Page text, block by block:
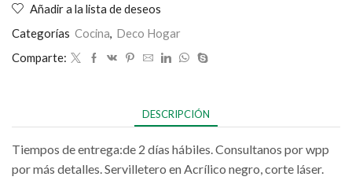
Añadir a la lista de deseos
Categorías Cocina, Deco Hogar
Comparte:
DESCRIPCIÓN
Tiempos de entrega:de 2 días hábiles. Consultanos por wpp
por más detalles. Servilletero en Acrílico negro, corte láser.